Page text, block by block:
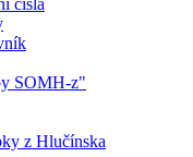
čísla
SOMH-z"
z Hlučínska